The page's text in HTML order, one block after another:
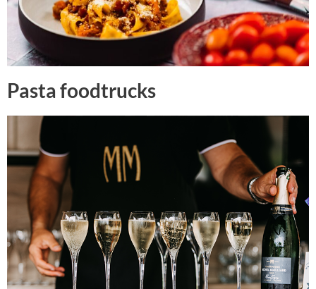
Pasta foodtrucks